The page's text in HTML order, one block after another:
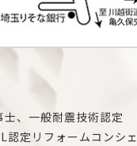
、一般耐震技術認定
認定リフォームコンシェ